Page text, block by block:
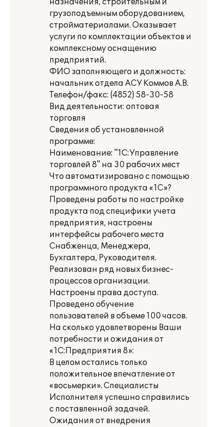
назначения, строительным и
грузоподъемным оборудованием,
стройматериалами. Оказывает
услуги по комплектации объектов и
комплексному оснащению
предприятий.
ФИО заполняющего и должность:
начальник отдела АСУ Коммов А.В.
Телефон/факс: (4852) 58-30-58
Вид деятельности: оптовая
торговля
Сведения об установленной
программе:
Наименование: "1С:Управление
торговлей 8" на 30 рабочих мест
Что автоматизировано с помощью
программного продукта «1С»?
Проведены работы по настройке
продукта под специфики учета
предприятия, настроены
интерфейсы рабочего места
Снабженца, Менеджера,
Бухгалтера, Руководителя.
Реализован ряд новых бизнес-
процессов организации.
Настроены права доступа.
Проведено обучение
пользователей в объеме 100 часов.
На сколько удовлетворены Ваши
потребности и ожидания от
«1С:Предприятия 8»:
В целом остались только
положительное впечатление от
«восьмерки». Специалисты
Исполнителя успешно справились
с поставленной задачей.
Ожидания от внедрения